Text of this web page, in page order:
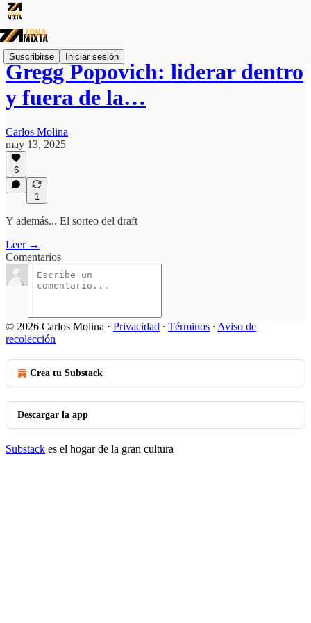
Suscribirse Iniciar sesión
Gregg Popovich: liderar dentro
y fuera de la…
Carlos Molina
may 13, 2025
6
1
Y además... El sorteo del draft
Leer →
Comentarios
© 2026 Carlos Molina · Privacidad ∙ Términos ∙ Aviso de
recolección
Crea tu Substack
Descargar la app
Substack es el hogar de la gran cultura